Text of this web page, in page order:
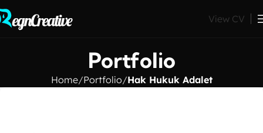
View CV
Portfolio
Home Portfolio Hak Hukuk Adalet